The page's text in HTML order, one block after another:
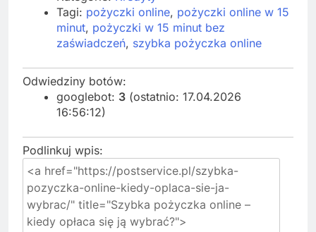
Tagi: pożyczki online, pożyczki online w 15
minut, pożyczki w 15 minut bez
zaświadczeń, szybka pożyczka online
Odwiedziny botów:
googlebot: 3 (ostatnio: 17.04.2026
16:56:12)
Podlinkuj wpis: